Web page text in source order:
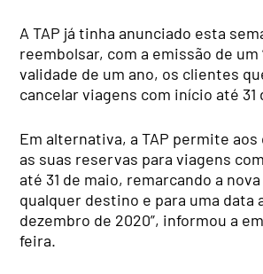
A TAP já tinha anunciado esta
reembolsar, com a emissão de um
validade de um ano, os clientes
cancelar viagens com início até 31
Em alternativa, a TAP permite
as suas reservas para viagens
até 31 de maio, remarcando a
qualquer destino e para uma data
dezembro de 2020”, informou a
feira.